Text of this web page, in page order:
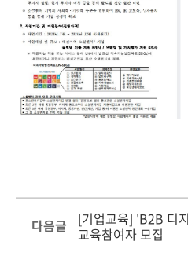
다음글
[기업교육] 'B2B 디
교육참여자 모집